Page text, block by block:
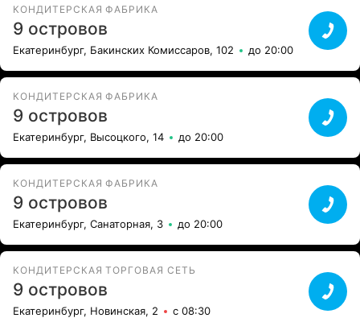
КОНДИТЕРСКАЯ ФАБРИКА
9 островов
Екатеринбург, Бакинских Комиссаров, 102 до 20:00
КОНДИТЕРСКАЯ ФАБРИКА
9 островов
Екатеринбург, Высоцкого, 14 до 20:00
КОНДИТЕРСКАЯ ФАБРИКА
9 островов
Екатеринбург, Санаторная, 3 до 20:00
КОНДИТЕРСКАЯ ТОРГОВАЯ СЕТЬ
9 островов
Екатеринбург, Новинская, 2 с 08:30